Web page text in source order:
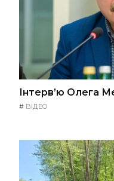
Інтерв’ю Олега
# ВІДЕО